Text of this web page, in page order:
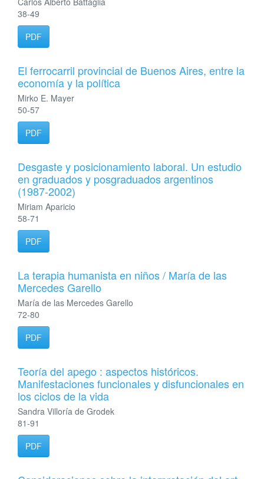
38-49
PDF
El ferrocarril provincial de Buenos Aires, entre la
economía y la política
Mirko E. Mayer
50-57
PDF
Desgaste y posicionamiento laboral. Un estudio
en graduados y posgraduados argentinos
(1987-2002)
Miriam Aparicio
58-71
PDF
La terapia humanista en niños / María de las
Mercedes Garello
María de las Mercedes Garello
72-80
PDF
Teoría del apego : aspectos históricos.
Manifestaciones funcionales y disfuncionales en
los ciclos de la vida
Sandra Villoría de Grodek
81-91
PDF